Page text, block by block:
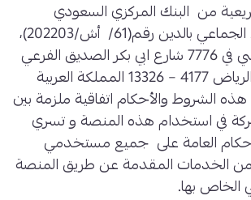
من البنك المركزي السعودي
لممارسة التمويل الجماعي بالدين رقم(61/ أش/202203)،
ويقع مقرها الرئيسي في 7776 شارع ابي بكر الصديق الفرعي
– حي الياسمين الرياض 4177 – 13326 المملكة العربية
الشروط والأحكام اتفاقية ملزمة بين
في استخدام هذه المنصة و تسري
العامة على جميع مستخدمي
الخدمات المقدمة عن طريق المنصة
الخاص بها.